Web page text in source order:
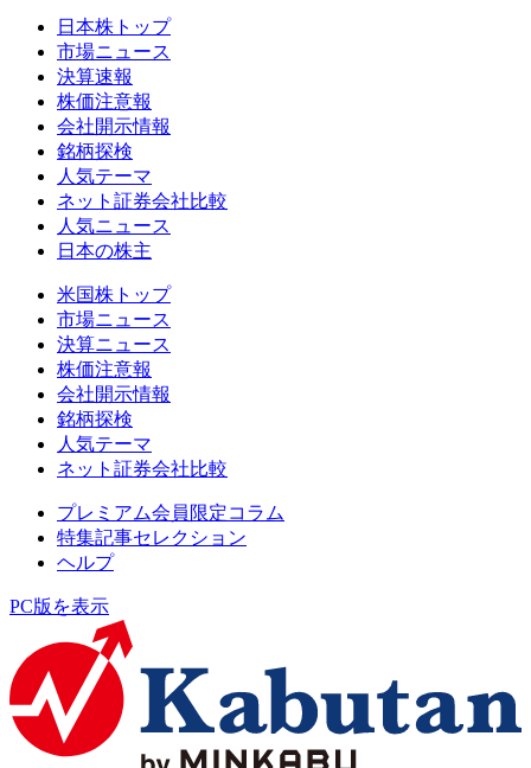
日本株トップ
市場ニュース
決算速報
株価注意報
会社開示情報
銘柄探検
人気テーマ
ネット証券会社比較
人気ニュース
日本の株主
米国株トップ
市場ニュース
決算ニュース
株価注意報
会社開示情報
銘柄探検
人気テーマ
ネット証券会社比較
プレミアム会員限定コラム
特集記事セレクション
ヘルプ
PC版を表示